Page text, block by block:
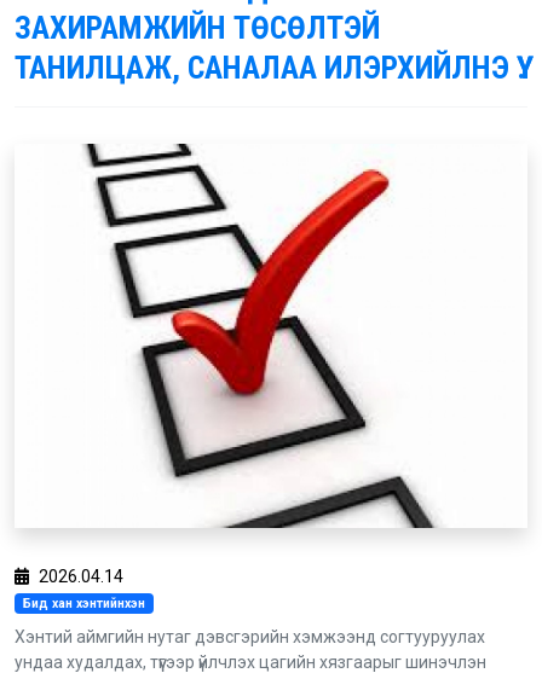
ЗАХИРАМЖИЙН ТӨСӨЛТЭЙ
ТАНИЛЦАЖ, САНАЛАА ИЛЭРХИЙЛНЭ ҮҮ.
2026.04.14
Бид хан хэнтийнхэн
Хэнтий аймгийн нутаг дэвсгэрийн хэмжээнд согтууруулах
ундаа худалдах, түүгээр үйлчлэх цагийн хязгаарыг шинэчлэн